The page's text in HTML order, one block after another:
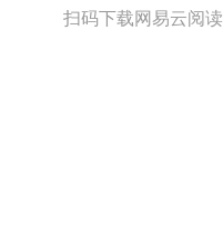
扫码下载网易云阅读